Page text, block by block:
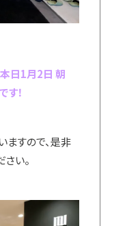
日1月2日 朝
！
ますので、是非
い。